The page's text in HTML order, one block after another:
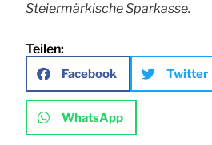
Steiermärkische Sparkasse.
Teilen:
Facebook Twitter
WhatsApp